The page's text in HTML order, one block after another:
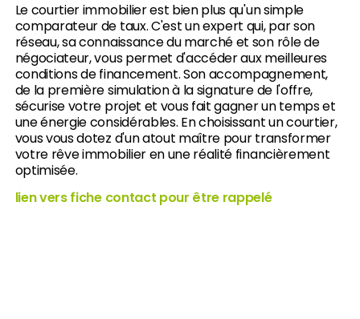
Le courtier immobilier est bien plus qu'un simple
comparateur de taux. C'est un expert qui, par son
réseau, sa connaissance du marché et son rôle de
négociateur, vous permet d'accéder aux meilleures
conditions de financement. Son accompagnement,
de la première simulation à la signature de l'offre,
sécurise votre projet et vous fait gagner un temps et
une énergie considérables. En choisissant un courtier,
vous vous dotez d'un atout maître pour transformer
votre rêve immobilier en une réalité financièrement
optimisée.
lien vers fiche contact pour être rappelé